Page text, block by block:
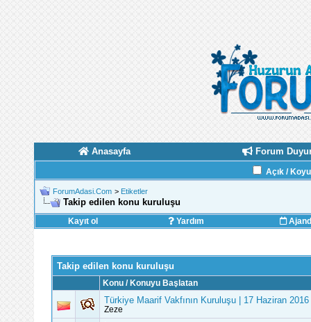
Anasayfa Forum
Açık /
ForumAdasi.Com > Etiketler
Takip edilen konu kuruluşu
Kayıt ol Yardım
Takip edilen konu kuruluşu
Konu / Konuyu Başlatan
Türkiye Maarif Vakfının Kuruluşu | 17 Haziran 2016
Zeze